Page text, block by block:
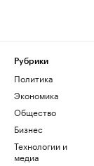
Рубрики
Политика
Экономика
Общество
Бизнес
Технологии и
медиа